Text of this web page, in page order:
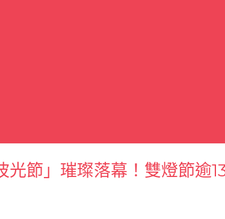
節」璀璨落幕！雙燈節逾